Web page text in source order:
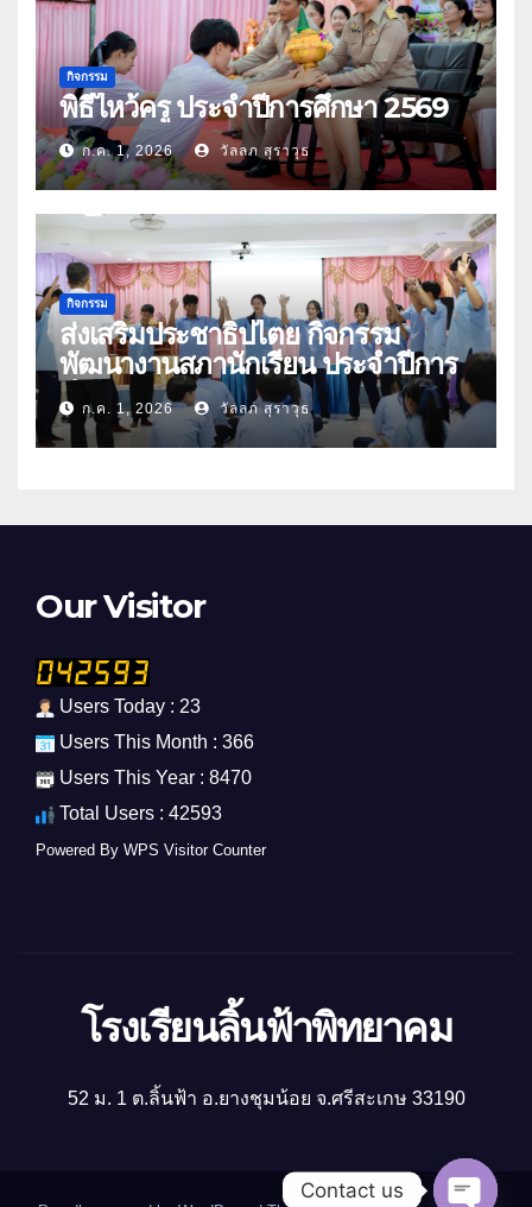
กิจกรรม
พิธีไหว้ครู ประจำปีการศึกษา 2569
ก.ค. 1, 2026 วัลลภ สุราวุธ
กิจกรรม
ส่งเสริมประชาธิปไตย กิจกรรม
พัฒนางานสภานักเรียน ประจำปีการ
ศึกษา 2569
ก.ค. 1, 2026 วัลลภ สุราวุธ
Our Visitor
Users Today : 23
Users This Month : 366
Users This Year : 8470
Total Users : 42593
Powered By WPS Visitor Counter
โรงเรียนลิ้นฟ้าพิทยาคม
52 ม. 1 ต.ลิ้นฟ้า อ.ยางชุมน้อย จ.ศรีสะเกษ 33190
Contact us